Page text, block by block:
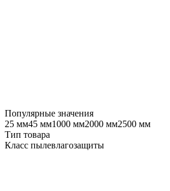
Популярные значения
25 мм45 мм1000 мм2000 мм2500 мм
Тип товара
Класс пылевлагозащиты